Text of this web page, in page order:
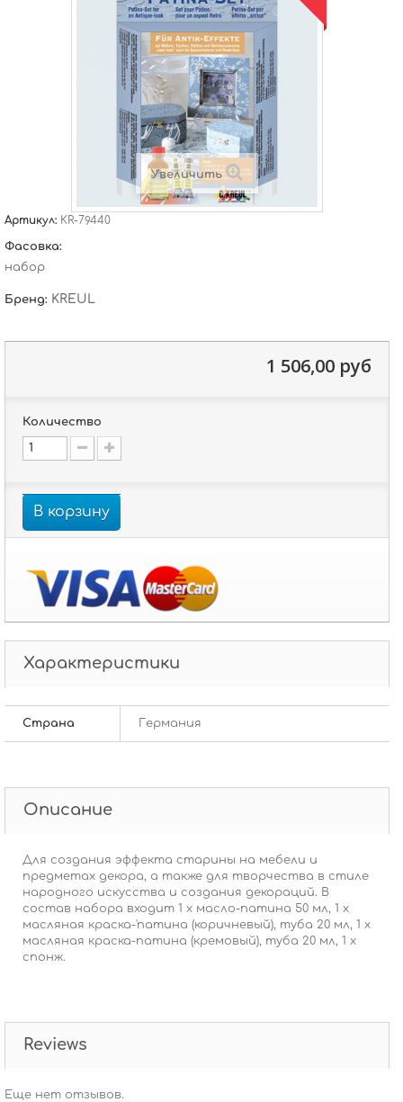
Увеличить
Артикул: KR-79440
Фасовка:
набор
Бренд: KREUL
1 506,00 руб
Количество
В корзину
Характеристики
Страна Германия
Описание
Для создания эффекта старины на мебели и
предметах декора, а также для творчества в стиле
народного искусства и создания декораций. В
состав набора входит 1 х масло-патина 50 мл, 1 х
масляная краска-'патина (коричневый), туба 20 мл, 1 х
масляная краска-патина (кремовый), туба 20 мл, 1 х
спонж.
Reviews
Еще нет отзывов.